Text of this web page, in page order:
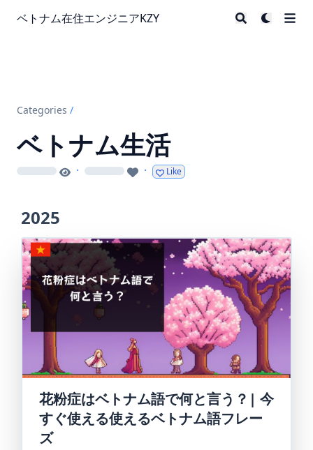
ベトナム在住エンジニアKZY
Categories /
ベトナム生活
loading · loading · Like
2025
花粉症はベトナム語で何と言う？| 今
すぐ使える使えるベトナム語フレー
ズ